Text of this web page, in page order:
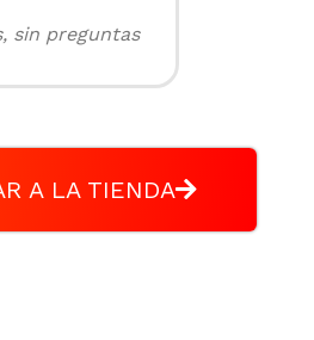
sin preguntas
A LA TIENDA